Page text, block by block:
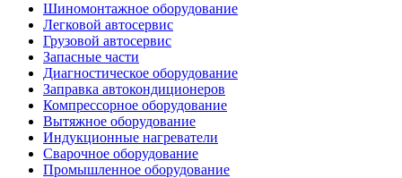
Шиномонтажное оборудование
Легковой автосервис
Грузовой автосервис
Запасные части
Диагностическое оборудование
Заправка автокондиционеров
Компрессорное оборудование
Вытяжное оборудование
Индукционные нагреватели
Сварочное оборудование
Промышленное оборудование